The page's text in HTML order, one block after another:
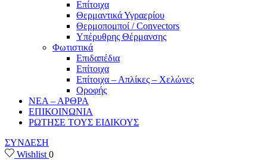
Επίτοιχα
Θερμαντικά Υγραερίου
Θερμοπομποί / Convectors
Υπέρυθρης Θέρμανσης
Φωτιστικά
Επιδαπέδια
Επίτοιχα
Επίτοιχα – Απλίκες – Χελώνες
Οροφής
ΝΕΑ – ΑΡΘΡΑ
ΕΠΙΚΟΙΝΩΝΙΑ
ΡΩΤΗΣΕ ΤΟΥΣ ΕΙΔΙΚΟΥΣ
ΣΥΝΔΕΣΗ
Wishlist 0